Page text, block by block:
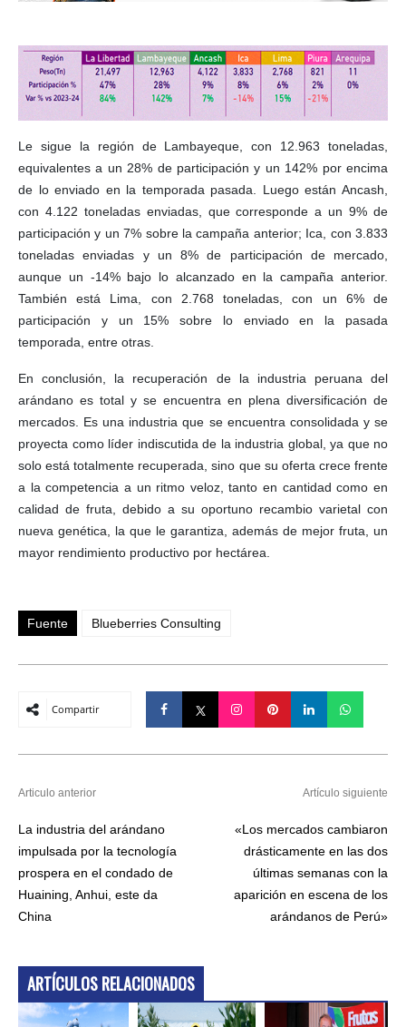
Le sigue la región de Lambayeque, con 12.963 toneladas,
equivalentes a un 28% de participación y un 142% por encima
de lo enviado en la temporada pasada. Luego están Ancash,
con 4.122 toneladas enviadas, que corresponde a un 9% de
participación y un 7% sobre la campaña anterior; Ica, con 3.833
toneladas enviadas y un 8% de participación de mercado,
aunque un -14% bajo lo alcanzado en la campaña anterior.
También está Lima, con 2.768 toneladas, con un 6% de
participación y un 15% sobre lo enviado en la pasada
temporada, entre otras.
En conclusión, la recuperación de la industria peruana del
arándano es total y se encuentra en plena diversificación de
mercados. Es una industria que se encuentra consolidada y se
proyecta como líder indiscutida de la industria global, ya que no
solo está totalmente recuperada, sino que su oferta crece frente
a la competencia a un ritmo veloz, tanto en cantidad como en
calidad de fruta, debido a su oportuno recambio varietal con
nueva genética, la que le garantiza, además de mejor fruta, un
mayor rendimiento productivo por hectárea.
Fuente Blueberries Consulting
Compartir
Articulo anterior
La industria del arándano
impulsada por la tecnología
prospera en el condado de
Huaining, Anhui, este da
China
Artículo siguiente
«Los mercados cambiaron
drásticamente en las dos
últimas semanas con la
aparición en escena de los
arándanos de Perú»
ARTÍCULOS RELACIONADOS